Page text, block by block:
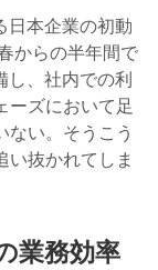
本企業の初動
からの半年間で
し、社内での利
ーズにおいて足
ない。そうこう
い抜かれてしま
業務効率